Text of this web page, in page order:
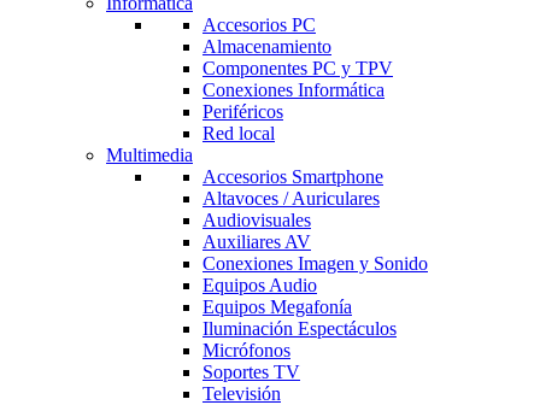
Accesorios PC
Almacenamiento
Componentes PC y TPV
Conexiones Informática
Periféricos
Red local
Multimedia
Accesorios Smartphone
Altavoces / Auriculares
Audiovisuales
Auxiliares AV
Conexiones Imagen y Sonido
Equipos Audio
Equipos Megafonía
Iluminación Espectáculos
Micrófonos
Soportes TV
Televisión